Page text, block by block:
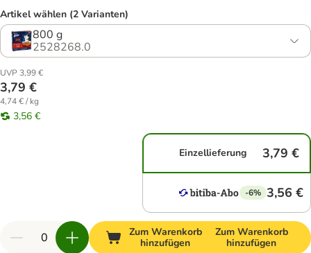
Artikel wählen (2 Varianten)
800 g
2528268.0
UVP 3,99 €
3,79 €
4,74 € / kg
3,56 €
Einzellieferung 3,79 €
-6% 3,56 €
Zum Warenkorb
hinzufügen
Zum Warenkorb
hinzufügen